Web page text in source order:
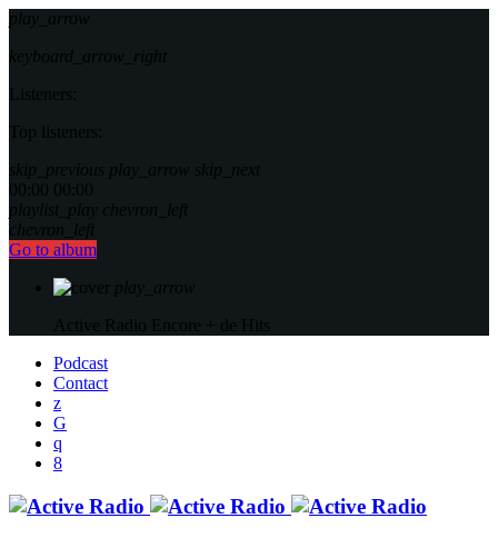
play_arrow
keyboard_arrow_right
Listeners:
Top listeners:
skip_previous play_arrow skip_next
00:00 00:00
playlist_play chevron_left
chevron_left
Go to album
play_arrow
Active Radio Encore + de Hits
Podcast
Contact